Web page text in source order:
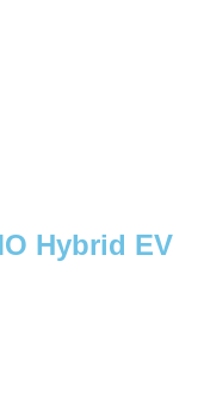
Hybrid EV